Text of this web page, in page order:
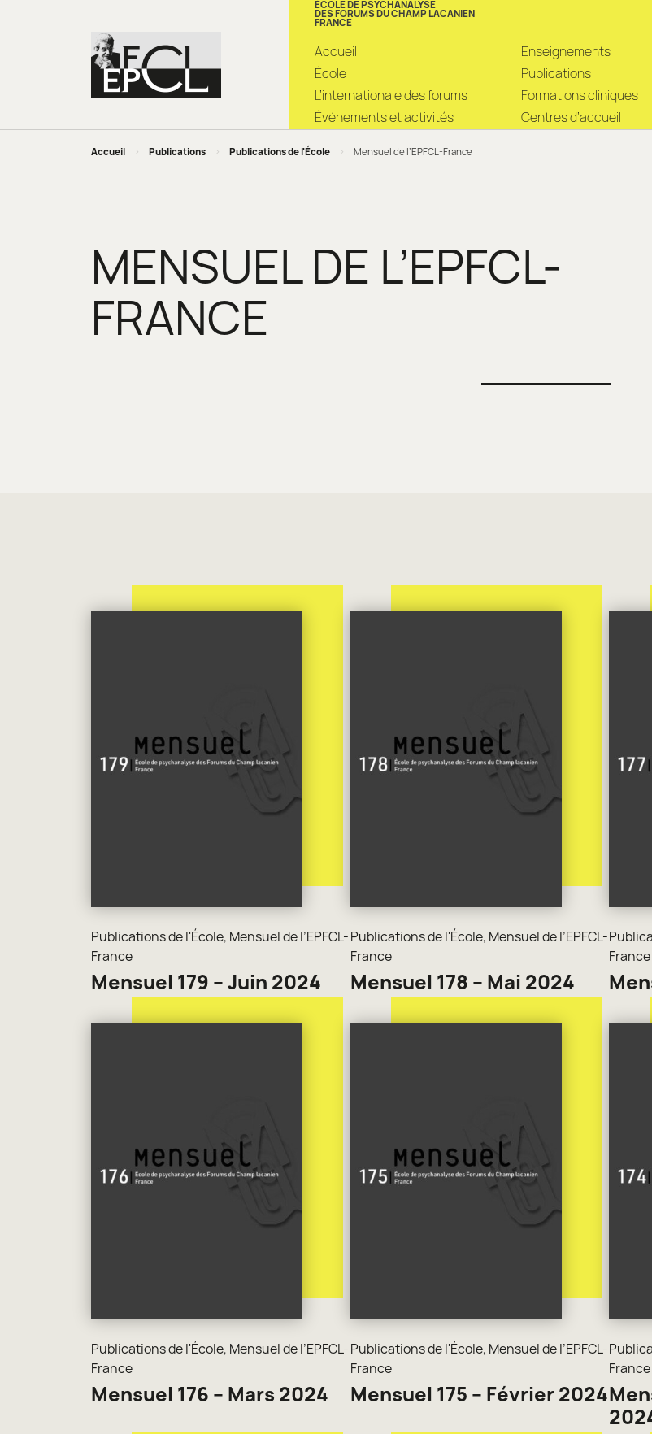
ÉCOLE DE PSYCHANALYSE
DES FORUMS DU CHAMP LACANIEN
FRANCE
Accueil
École
L’internationale des forums
Événements et activités
Enseignements
Publications
Formations cliniques
Centres d’accueil
Accueil > Publications > Publications de l'École > Mensuel de l’EPFCL-France
MENSUEL DE L’EPFCL-
FRANCE
Publications de l'École, Mensuel de l’EPFCL-
France
Mensuel 179 – Juin 2024
Publications de l'École, Mensuel de l’EPFCL-
France
Mensuel 178 – Mai 2024
France
Publications de l'École, Mensuel de l’EPFCL-
France
Mensuel 176 – Mars 2024
Publications de l'École, Mensuel de l’EPFCL-
France
Mensuel 175 – Février 2024
France